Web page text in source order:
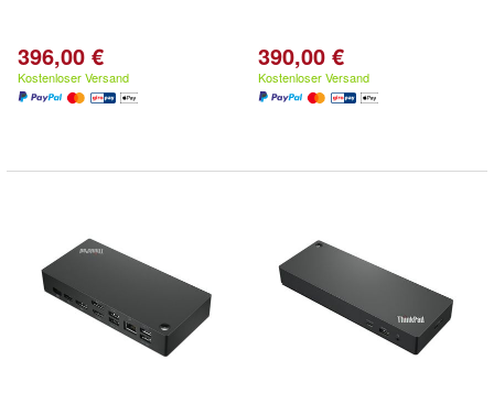
396,00 €
Kostenloser Versand
390,00 €
Kostenloser Versand